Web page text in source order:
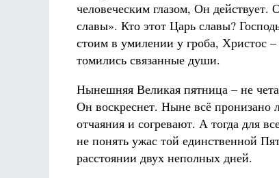
человеческим глазом, Он
славы». Кто этот Царь славы?
стоим в умилении у гроба, Христос
томились связанные души.
Нынешняя Великая пятница – не
Он воскреснет. Ныне всё пронизано
отчаяния и согревают. А тогда для
не понять ужас той единственной
расстоянии двух неполных дней.